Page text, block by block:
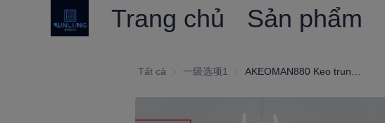
Trang chủ Sản phẩm
Tất cả 一级选项1 一级选项1